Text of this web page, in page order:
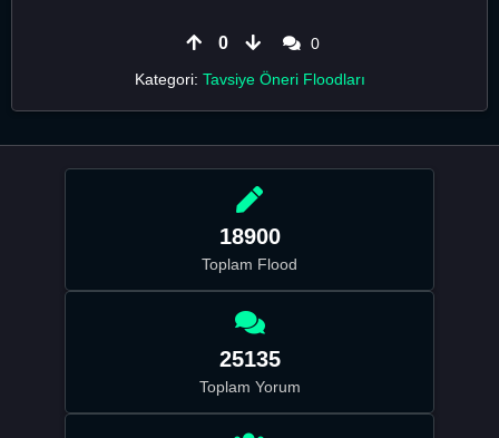
0
0
Kategori: Tavsiye Öneri Floodları
18900
Toplam Flood
25135
Toplam Yorum